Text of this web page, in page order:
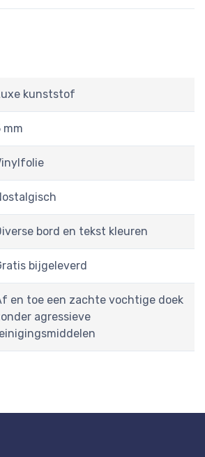
kunststof
mm
bord en tekst kleuren
bijgeleverd
en toe een zachte vochtige doek
agressieve